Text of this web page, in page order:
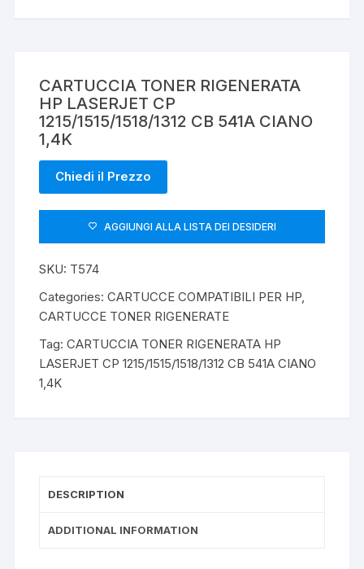
CARTUCCIA TONER RIGENERATA
HP LASERJET CP
1215/1515/1518/1312 CB 541A CIANO
1,4K
Chiedi il Prezzo
AGGIUNGI ALLA LISTA DEI DESIDERI
SKU: T574
Categories:CARTUCCE COMPATIBILI PER HP,
CARTUCCE TONER RIGENERATE
Tag:CARTUCCIA TONER RIGENERATA HP
LASERJET CP 1215/1515/1518/1312 CB 541A CIANO
1,4K
DESCRIPTION
ADDITIONAL INFORMATION